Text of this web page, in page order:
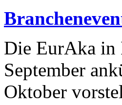
Die EurAka in
September
Oktober